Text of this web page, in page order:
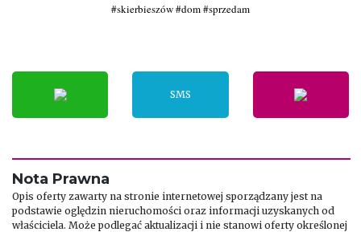
#skierbieszów #dom #sprzedam
SMS
Nota Prawna
Opis oferty zawarty na stronie internetowej sporządzany jest na
podstawie oględzin nieruchomości oraz informacji uzyskanych od
właściciela. Może podlegać aktualizacji i nie stanowi oferty określonej